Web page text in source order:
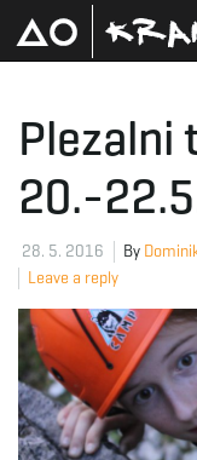
Plezalni
20.-
28. 5. 2016 By
Leave a reply